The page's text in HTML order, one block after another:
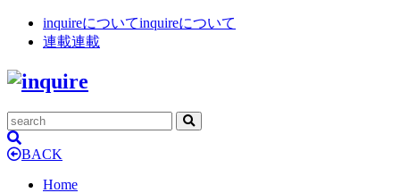
inquireについてinquireについて
連載連載
BACK
Home